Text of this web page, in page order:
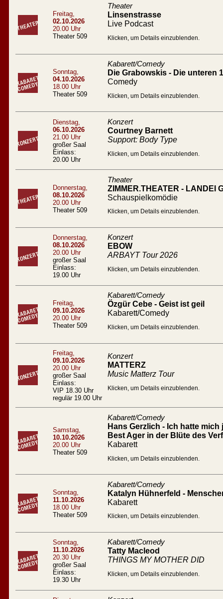
Freitag,
02.10.2026
20.00 Uhr
Theater 509
Theater
Linsenstrasse
Live Podcast
Klicken, um Details einzublenden.
Sonntag,
04.10.2026
18.00 Uhr
Theater 509
Kabarett/Comedy
Die Grabowskis - Die unteren
Comedy
Klicken, um Details einzublenden.
Dienstag,
06.10.2026
21.00 Uhr
großer Saal
Einlass:
20.00 Uhr
Konzert
Courtney Barnett
Support: Body Type
Klicken, um Details einzublenden.
Donnerstag,
08.10.2026
20.00 Uhr
Theater 509
Theater
ZIMMER.THEATER - LANDEI
Schauspielkomödie
Klicken, um Details einzublenden.
Donnerstag,
08.10.2026
20.00 Uhr
großer Saal
Einlass:
19.00 Uhr
Konzert
EBOW
ARBAYT Tour 2026
Klicken, um Details einzublenden.
Freitag,
09.10.2026
20.00 Uhr
Theater 509
Kabarett/Comedy
Özgür Cebe - Geist ist geil
Kabarett/Comedy
Klicken, um Details einzublenden.
Freitag,
09.10.2026
20.00 Uhr
großer Saal
Einlass:
VIP 18.30 Uhr
regulär 19.00 Uhr
Konzert
MATTERZ
Music Matterz Tour
Klicken, um Details einzublenden.
Samstag,
10.10.2026
20.00 Uhr
Theater 509
Kabarett/Comedy
Hans Gerzlich - Ich hatte
Best Ager in der Blüte des
Kabarett
Klicken, um Details einzublenden.
Sonntag,
11.10.2026
18.00 Uhr
Theater 509
Kabarett/Comedy
Katalyn Hühnerfeld -
Kabarett
Klicken, um Details einzublenden.
Sonntag,
11.10.2026
20.30 Uhr
großer Saal
Einlass:
19.30 Uhr
Kabarett/Comedy
Tatty Macleod
THINGS MY MOTHER DID
Klicken, um Details einzublenden.